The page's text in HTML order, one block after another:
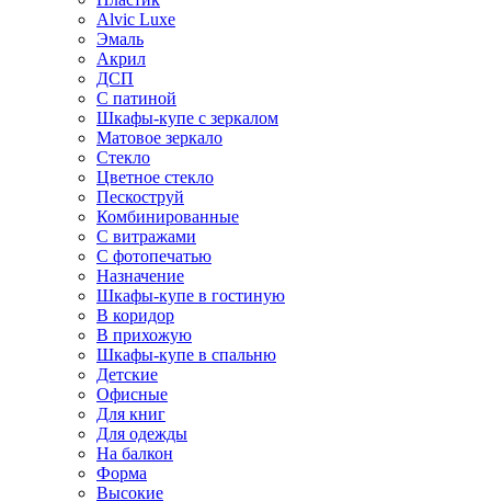
Alvic Luxe
Эмаль
Акрил
ДСП
С патиной
Шкафы-купе с зеркалом
Матовое зеркало
Стекло
Цветное стекло
Пескоструй
Комбинированные
С витражами
С фотопечатью
Назначение
Шкафы-купе в гостиную
В коридор
В прихожую
Шкафы-купе в спальню
Детские
Офисные
Для книг
Для одежды
На балкон
Форма
Высокие